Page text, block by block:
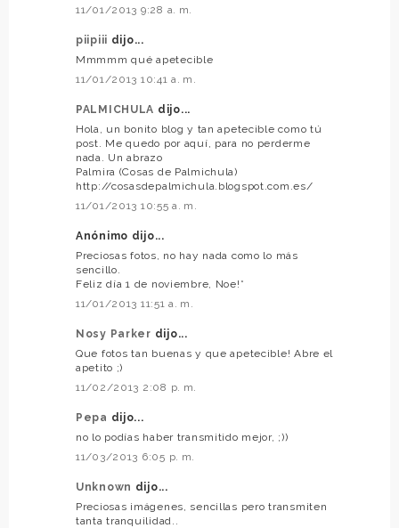
11/01/2013 9:28 a. m.
piipiii dijo...
Mmmmm qué apetecible
11/01/2013 10:41 a. m.
PALMICHULA dijo...
Hola, un bonito blog y tan apetecible como tú
post. Me quedo por aquí, para no perderme
nada. Un abrazo
Palmira (Cosas de Palmichula)
http://cosasdepalmichula.blogspot.com.es/
11/01/2013 10:55 a. m.
Anónimo dijo...
Preciosas fotos, no hay nada como lo más
sencillo.
Feliz día 1 de noviembre, Noe!*
11/01/2013 11:51 a. m.
Nosy Parker dijo...
Que fotos tan buenas y que apetecible! Abre el
apetito ;)
11/02/2013 2:08 p. m.
Pepa dijo...
no lo podías haber transmitido mejor, ;))
11/03/2013 6:05 p. m.
Unknown dijo...
Preciosas imágenes, sencillas pero transmiten
tanta tranquilidad..